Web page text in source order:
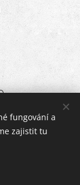
fungování a
zajistit tu